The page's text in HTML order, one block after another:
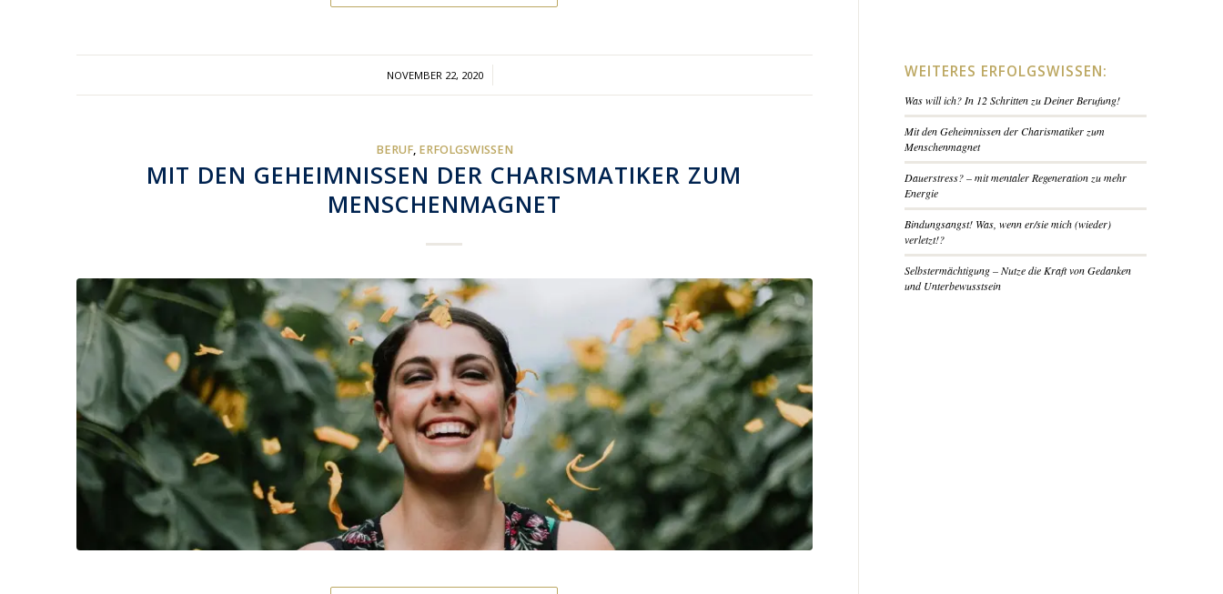
NOVEMBER 22, 2020
/
BERUF, ERFOLGSWISSEN
MIT DEN GEHEIMNISSEN DER CHARISMATIKER ZUM
MENSCHENMAGNET
WEITERES ERFOLGSWISSEN:
Was will ich? In 12 Schritten zu Deiner Berufung!
Mit den Geheimnissen der Charismatiker zum
Menschenmagnet
Dauerstress? – mit mentaler Regeneration zu mehr
Energie
Bindungsangst! Was, wenn er/sie mich (wieder)
verletzt!?
Selbstermächtigung – Nutze die Kraft von Gedanken
und Unterbewusstsein